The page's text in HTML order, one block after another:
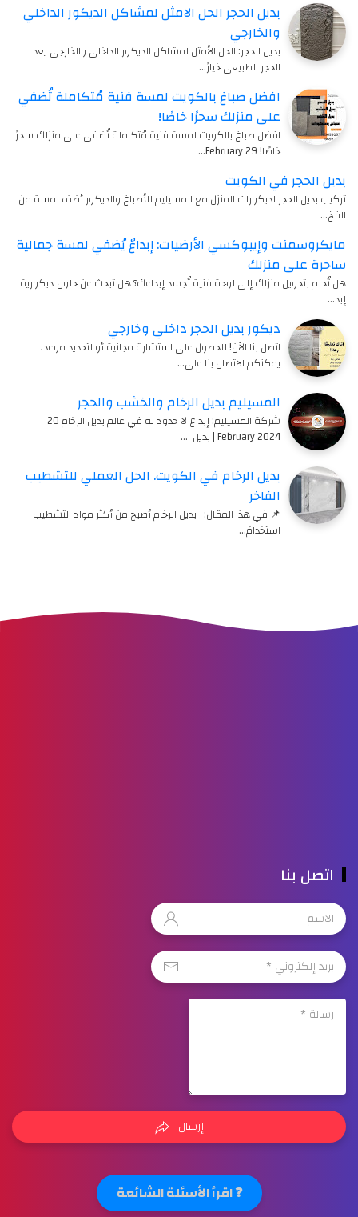
بديل الحجر الحل الامثل لمشاكل الديكور الداخلي
والخارجي
بديل الحجر: الحل الأمثل لمشاكل الديكور الداخلي والخارجي يعد
الحجر الطبيعي خيارً…
افضل صباغ بالكويت لمسة فنية مُتكاملة تُضفي
على منزلك سحرًا خاصًا!
افضل صباغ بالكويت لمسة فنية مُتكاملة تُضفي على منزلك سحرًا
خاصًا! 29 February…
بديل الحجر في الكويت
تركيب بديل الحجر لديكورات المنزل مع المسيليم للأصباغ والديكور أضف لمسة من
الفخ…
مايكروسمنت وإيبوكسي الأرضيات: إبداعٌ يُضفي لمسة جمالية
ساحرة على منزلك
هل تُحلم بتحويل منزلك إلى لوحة فنية تُجسد إبداعك؟ هل تبحث عن حلول ديكورية
إبد…
ديكور بديل الحجر داخلي وخارجي
اتصل بنا الآن! للحصول على استشارة مجانية أو لتحديد موعد،
يمكنكم الاتصال بنا على…
المسيليم بديل الرخام والخشب والحجر
شركة المسيليم: إبداع لا حدود له في عالم بديل الرخام 20
February 2024 | بديل ا…
بديل الرخام في الكويت. الحل العملي للتشطيب
الفاخر
📌 في هذا المقال: بديل الرخام أصبح من أكثر مواد التشطيب
استخدامً…
اتصل بنا
إرسال
❓ اقرأ الأسئلة الشائعة